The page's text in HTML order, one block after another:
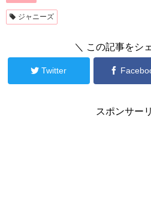
ジャニーズ
＼ この記事をシ
Twitter
スポンサー